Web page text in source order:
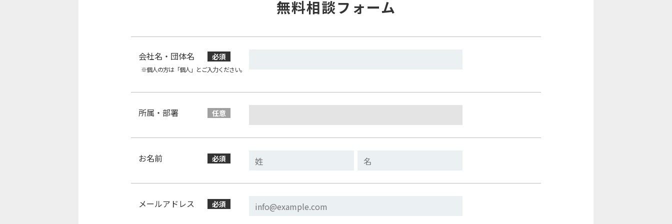
無料相談フォーム
会社名・団体名 必須
※個人の方は「個人」とご入力ください。
所属・部署 任意
お名前 必須
メールアドレス 必須